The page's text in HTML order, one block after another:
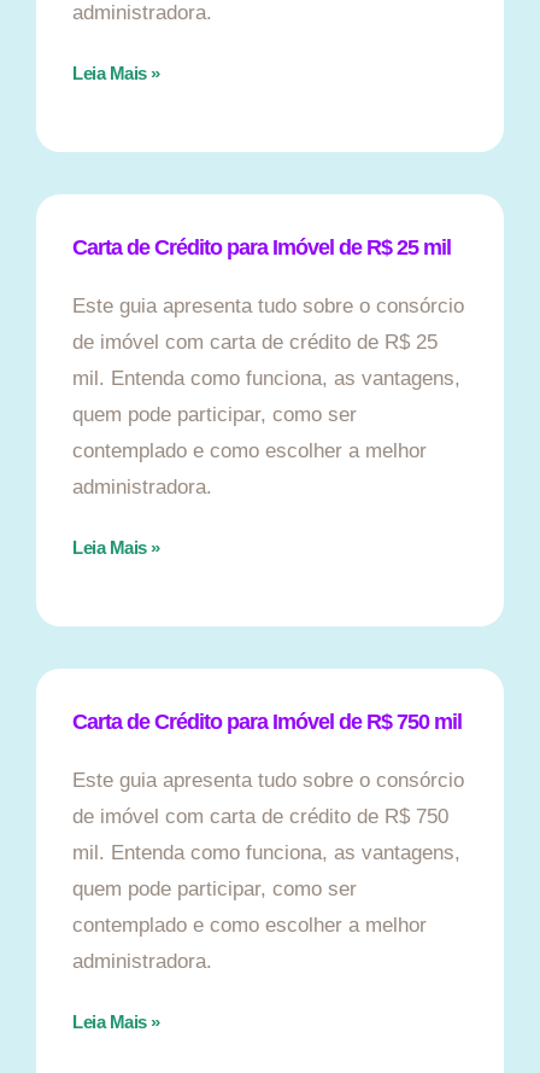
administradora.
Leia Mais »
Carta de Crédito para Imóvel de R$ 25 mil
Este guia apresenta tudo sobre o consórcio
de imóvel com carta de crédito de R$ 25
mil. Entenda como funciona, as vantagens,
quem pode participar, como ser
contemplado e como escolher a melhor
administradora.
Leia Mais »
Carta de Crédito para Imóvel de R$ 750 mil
Este guia apresenta tudo sobre o consórcio
de imóvel com carta de crédito de R$ 750
mil. Entenda como funciona, as vantagens,
quem pode participar, como ser
contemplado e como escolher a melhor
administradora.
Leia Mais »